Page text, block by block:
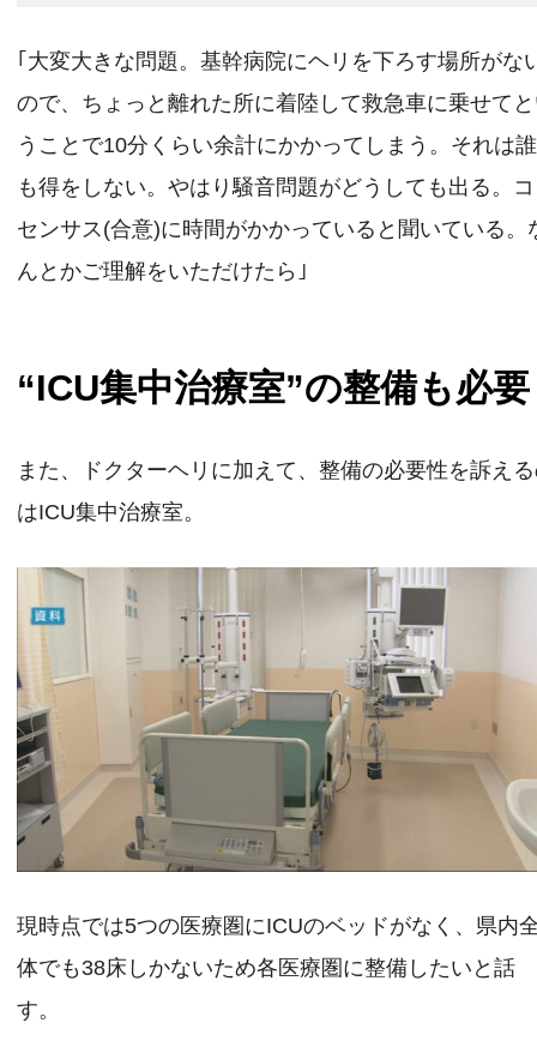
｢大変大きな問題。基幹病院にヘリを下ろす場所がな
ので、ちょっと離れた所に着陸して救急車に乗せて
うことで10分くらい余計にかかってしまう。それは誰
も得をしない。やはり騒音問題がどうしても出る。
センサス(合意)に時間がかかっていると聞いている。
んとかご理解をいただけたら｣
“ICU集中治療室”の整備も必要
また、ドクターヘリに加えて、整備の必要性を訴え
はICU集中治療室。
現時点では5つの医療圏にICUのベッドがなく、県内
体でも38床しかないため各医療圏に整備したいと話
す。